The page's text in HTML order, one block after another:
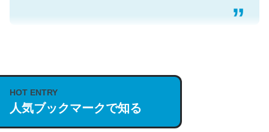
説してる記事が少ないので貴重な良記事。/続編来た
https://isobe324649.hatenablog.com/entry/2023/03/27
/064121
─GPTの仕組みと限界についての考察（１） - conceptualization
HOT ENTRY
人気ブックマークで知る